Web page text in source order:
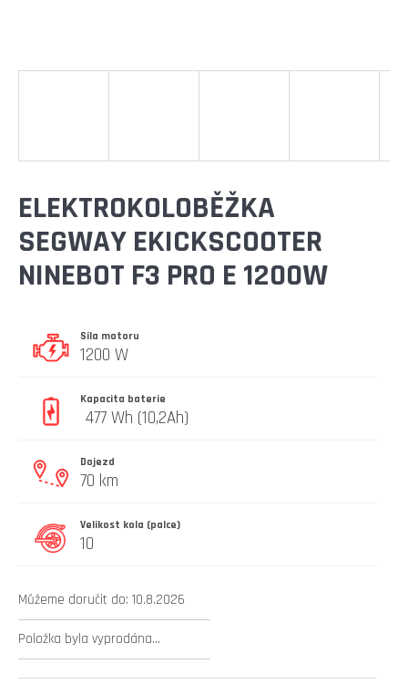
ELEKTROKOLOBĚŽKA
SEGWAY EKICKSCOOTER
NINEBOT F3 PRO E 1200W
Síla motoru
1200 W
Kapacita baterie
477 Wh (10,2Ah)
Dojezd
70 km
Velikost kola (palce)
10
Můžeme doručit do: 10.8.2026
Položka byla vyprodána…
E
J
T
?
HLEDAT
J
E
M